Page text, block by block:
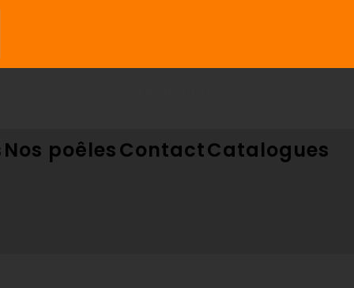
Nos poêlesContactCatalogues